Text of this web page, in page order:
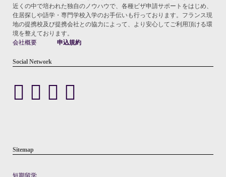
近くの中で培われた独自のノウハウで、各種ビザ申請サポートをはじめ、
住居探しや語学・専門学校入学のお手伝いも行っております。フランス現
地の提携校及び提携会社との協力によって、より安心してご利用頂ける環
境を整えております。
会社概要
申込規約
Social Network
Sitemap
短期留学